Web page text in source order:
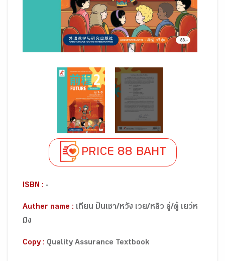
PRICE 88 BAHT
ISBN : -
Auther name :
มิง
Copy : Quality Assurance Textbook